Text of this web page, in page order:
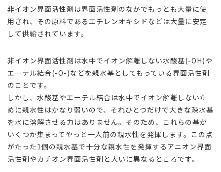
非イオン界面活性剤は界面活性剤のなかでもっとも大量に使
用され、その原料であるエチレンオキシドなどは大量に安定
して供給されています。
非イオン界面活性剤は水中でイオン解離しない水酸基(-OH)や
エーテル結合(-O-)などを親水基としてもっている界面活性剤
のことです。
しかし、水酸基やエーテル結合は水中でイオン解離しないた
めに親水性はかなり弱いので、それひとつだけで大きな疎水基
を水に溶解させる力はありません。そのため、これらの基が
いくつか集まってやっと一人前の親水性を発揮します。この点
がたった1個の親水基で十分な親水性を発揮するアニオン界面
活性剤やカチオン界面活性剤と大いに異なるところです。